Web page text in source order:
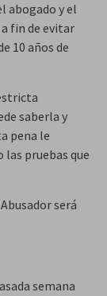
abogado y el
fin de evitar
10 años de
saberla y
pena le
pruebas que
será
semana